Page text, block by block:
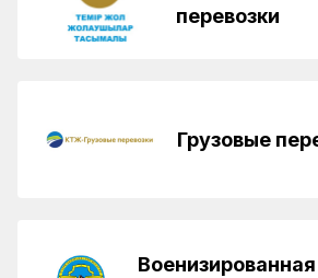
перевозки
Грузовые
Военизированная